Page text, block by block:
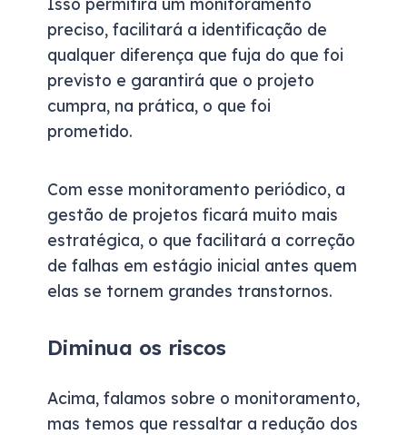
preciso, facilitará a identificação de
qualquer diferença que fuja do que foi
previsto e garantirá que o projeto
cumpra, na prática, o que foi
prometido.
Com esse monitoramento periódico, a
gestão de projetos ficará muito mais
estratégica, o que facilitará a correção
de falhas em estágio inicial antes quem
elas se tornem grandes transtornos.
Diminua os riscos
Acima, falamos sobre o monitoramento,
mas temos que ressaltar a redução dos